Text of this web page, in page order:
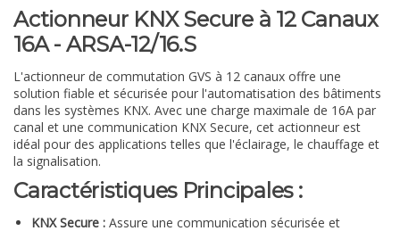
Actionneur KNX Secure à 12 Canaux
16A - ARSA-12/16.S
L'actionneur de commutation GVS à 12 canaux offre une
solution fiable et sécurisée pour l'automatisation des bâtiments
dans les systèmes KNX. Avec une charge maximale de 16A par
canal et une communication KNX Secure, cet actionneur est
idéal pour des applications telles que l'éclairage, le chauffage et
la signalisation.
Caractéristiques Principales :
KNX Secure : Assure une communication sécurisée et